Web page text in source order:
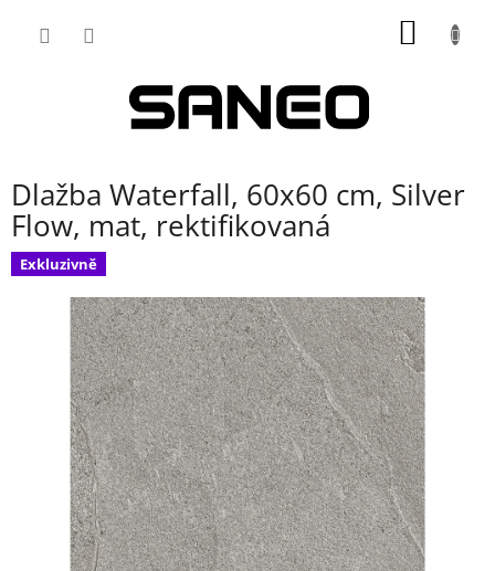
Dlažba Waterfall, 60x60 cm, Silver
Flow, mat, rektifikovaná
Exkluzivně